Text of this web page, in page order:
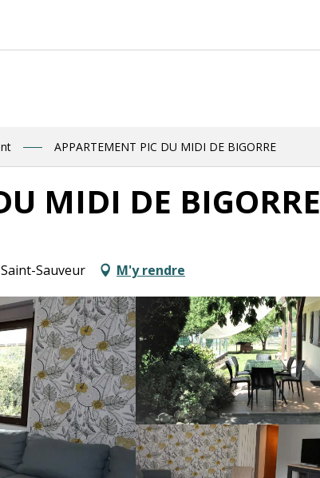
APPARTEMENT PIC DU MIDI DE BIGORRE
MIDI DE BIGORRE
Sauveur M'y rendre